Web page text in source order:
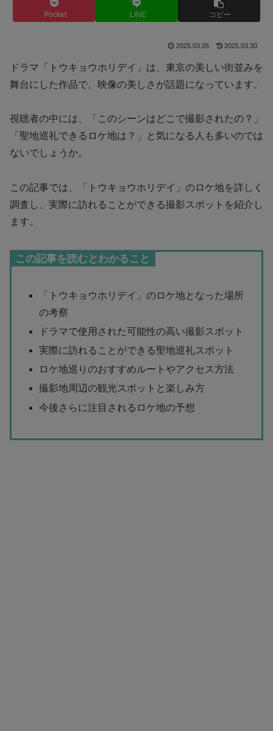
Pocket LINE コピー
2025.03.05 2025.03.30
ドラマ「トウキョウホリデイ」は、東京の美しい街並みを
舞台にした作品で、映像の美しさが話題になっています。
視聴者の中には、「このシーンはどこで撮影されたの？」
「聖地巡礼できるロケ地は？」と気になる人も多いのでは
ないでしょうか。
この記事では、「トウキョウホリデイ」のロケ地を詳しく
調査し、実際に訪れることができる撮影スポットを紹介し
ます。
この記事を読むとわかること
「トウキョウホリデイ」のロケ地となった場所
の考察
ドラマで使用された可能性の高い撮影スポット
実際に訪れることができる聖地巡礼スポット
ロケ地巡りのおすすめルートやアクセス方法
撮影地周辺の観光スポットと楽しみ方
今後さらに注目されるロケ地の予想